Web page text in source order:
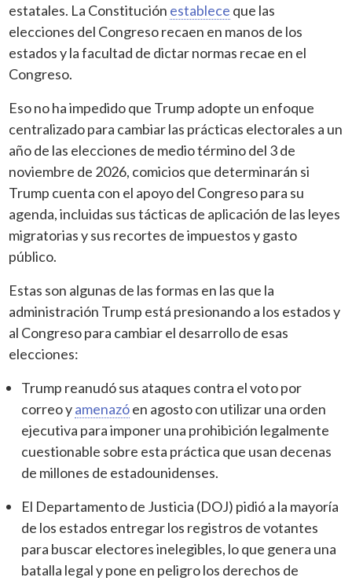
estatales. La Constitución establece que las
elecciones del Congreso recaen en manos de los
estados y la facultad de dictar normas recae en el
Congreso.
Eso no ha impedido que Trump adopte un enfoque
centralizado para cambiar las prácticas electorales a un
año de las elecciones de medio término del 3 de
noviembre de 2026, comicios que determinarán si
Trump cuenta con el apoyo del Congreso para su
agenda, incluidas sus tácticas de aplicación de las leyes
migratorias y sus recortes de impuestos y gasto
público.
Estas son algunas de las formas en las que la
administración Trump está presionando a los estados y
al Congreso para cambiar el desarrollo de esas
elecciones:
Trump reanudó sus ataques contra el voto por
correo yamenazóen agosto con utilizar una orden
ejecutiva para imponer una prohibición legalmente
cuestionable sobre esta práctica que usan decenas
de millones de estadounidenses.
El Departamento de Justicia (DOJ) pidió a la mayoría
de los estados entregar los registros de votantes
para buscar electores inelegibles, lo que genera una
batalla legal y pone en peligro los derechos de